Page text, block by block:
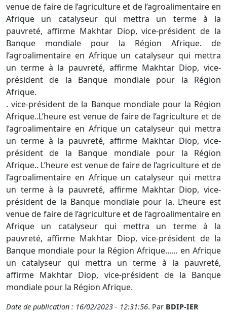
venue de faire de l’agriculture et de l’agroalimentaire en
Afrique un catalyseur qui mettra un terme à la
pauvreté, affirme Makhtar Diop, vice-président de la
Banque mondiale pour la Région Afrique. de
l’agroalimentaire en Afrique un catalyseur qui mettra
un terme à la pauvreté, affirme Makhtar Diop, vice-
président de la Banque mondiale pour la Région
Afrique.
. vice-président de la Banque mondiale pour la Région
Afrique..L’heure est venue de faire de l’agriculture et de
l’agroalimentaire en Afrique un catalyseur qui mettra
un terme à la pauvreté, affirme Makhtar Diop, vice-
président de la Banque mondiale pour la Région
Afrique.. L’heure est venue de faire de l’agriculture et de
l’agroalimentaire en Afrique un catalyseur qui mettra
un terme à la pauvreté, affirme Makhtar Diop, vice-
président de la Banque mondiale pour la. L’heure est
venue de faire de l’agriculture et de l’agroalimentaire en
Afrique un catalyseur qui mettra un terme à la
pauvreté, affirme Makhtar Diop, vice-président de la
Banque mondiale pour la Région Afrique...... en Afrique
un catalyseur qui mettra un terme à la pauvreté,
affirme Makhtar Diop, vice-président de la Banque
mondiale pour la Région Afrique.
Date de publication : 16/02/2023 - 12:31:56. Par BDIP-IER